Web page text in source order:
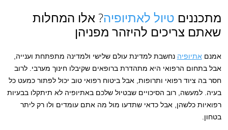
מתכננים טיול לאתיופיה? אלו המחלות
שאתם צריכים להיזהר מפניהן
אמנם אתיופיה נחשבת למדינת עולם שלישי ולמדינה מתפתחת וענייה,
אבל בתחום הרפואי היא מתהדרת ברופאים שקיבלו חינוך מערבי. לרוב
חסר בה ציוד רפואי ותרופות, אבל ביטוח רפואי טוב יכול לפתור כמעט כל
בעיה. למעשה, רוב הסיכויים שבטיול שלכם באתיופיה לא תיתקלו בבעיות
רפואיות כלשהן, אבל כדאי שתדעו מול מה אתם עומדים ולו רק ליתר
בטחון.